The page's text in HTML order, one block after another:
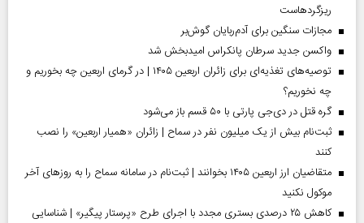
ریزگردهاست
مجازات سنگین برای آدم‌ربایان گوش‌بر
واکسن جدید سرطان پانکراس امیدبخش شد
توصیه‌های تغذیه‌ای برای زائران اربعین ۱۴۰۵ | در گرمای اربعین چه بخوریم و
چه نخوریم؟
گره قتل در دی‌جی پارتی با ۵۰ قسم باز می‌شود
ثبت‌نام بیش از یک میلیون نفر در سماح | زائران «همیار اربعین» را نصب
کنند
متقاضیان ارز اربعین ۱۴۰۵ بخوانند | ثبت‌نام در سامانه سماح را به روز‌های آخر
موکول نکنید
کاهش ۲۵ درصدی بستری مجدد با اجرای طرح «پرستار پیگیر» | شناسایی